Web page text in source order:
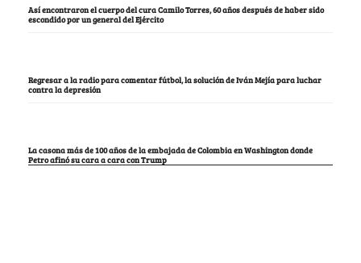
Así encontraron el cuerpo del cura Camilo Torres, 60 años después de haber sido
escondido por un general del Ejército
Regresar a la radio para comentar fútbol, la solución de Iván Mejía para luchar
contra la depresión
La casona más de 100 años de la embajada de Colombia en Washington donde
Petro afinó su cara a cara con Trump